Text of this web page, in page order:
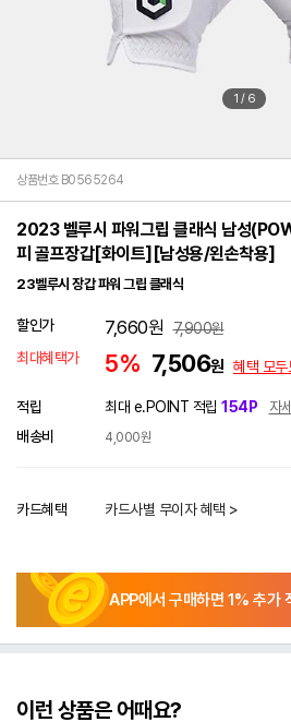
1 / 6
상품번호 B0565264
2023 벨루시 파워그립 클래식 남성
피 골프장갑[화이트][남성용/왼손착용]
23벨루시 장갑 파워 그립 클래식
할인가 7,660원 7,900원
최대혜택가
5% 7,506원 혜택 모두
적립 최대 e.POINT 적립 154P
자
배송비
4,000원
카드혜택 카드사별 무이자 혜택 >
APP에서 구매하면 1% 추가
이런 상품은 어때요?